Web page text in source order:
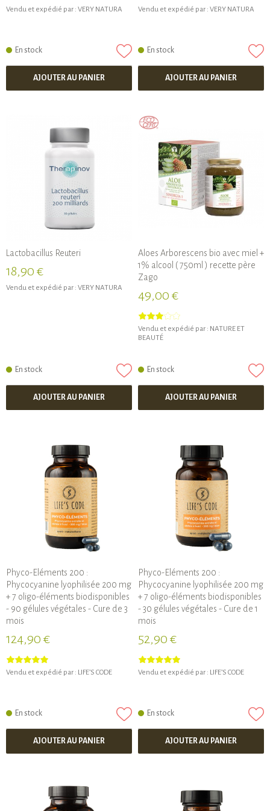
Vendu et expédié par : VERY NATURA
En stock
AJOUTER AU PANIER
Vendu et expédié par : VERY NATURA
En stock
AJOUTER AU PANIER
Lactobacillus Reuteri
18,90 €
Vendu et expédié par : VERY NATURA
En stock
AJOUTER AU PANIER
Aloes Arborescens bio avec miel +
1% alcool ( 750ml ) recette père
Zago
49,00 €
Vendu et expédié par : NATURE ET
BEAUTÉ
En stock
AJOUTER AU PANIER
Phyco-Eléments 200 :
Phycocyanine lyophilisée 200 mg
+ 7 oligo-éléments biodisponibles
- 90 gélules végétales - Cure de 3
mois
124,90 €
Vendu et expédié par : LIFE’S CODE
En stock
AJOUTER AU PANIER
Phyco-Eléments 200 :
Phycocyanine lyophilisée 200 mg
+ 7 oligo-éléments biodisponibles
- 30 gélules végétales - Cure de 1
mois
52,90 €
Vendu et expédié par : LIFE’S CODE
En stock
AJOUTER AU PANIER